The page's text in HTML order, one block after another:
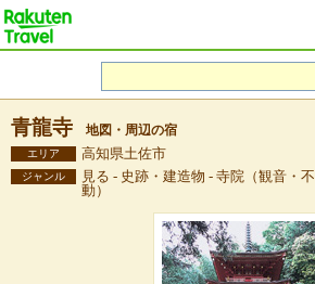
青龍寺 地図・周辺の宿
エリア 高知県土佐市
ジャンル
見る - 史跡・建造物 - 寺院（観音・不
動）